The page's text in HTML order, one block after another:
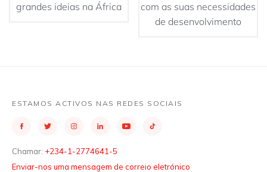
grandes ideias na África
com as suas necessidades
de desenvolvimento
ESTAMOS ACTIVOS NAS REDES SOCIAIS
Chamar: +234-1-2774641-5
Enviar-nos uma mensagem de correio eletrónico